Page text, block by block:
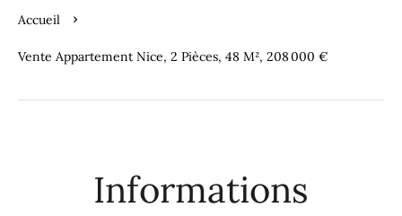
Accueil
Vente Appartement Nice, 2 Pièces, 48 M², 208 000 €
Informations